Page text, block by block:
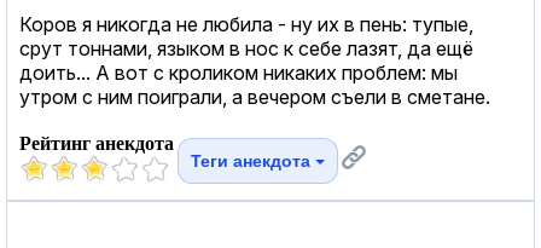
Коров я никогда не любила - ну их в пень: тупые,
срут тоннами, языком в нос к себе лазят, да ещё
доить... А вот с кроликом никаких проблем: мы
утром с ним поиграли, а вечером съели в сметане.
Рейтинг анекдота
Теги анекдота